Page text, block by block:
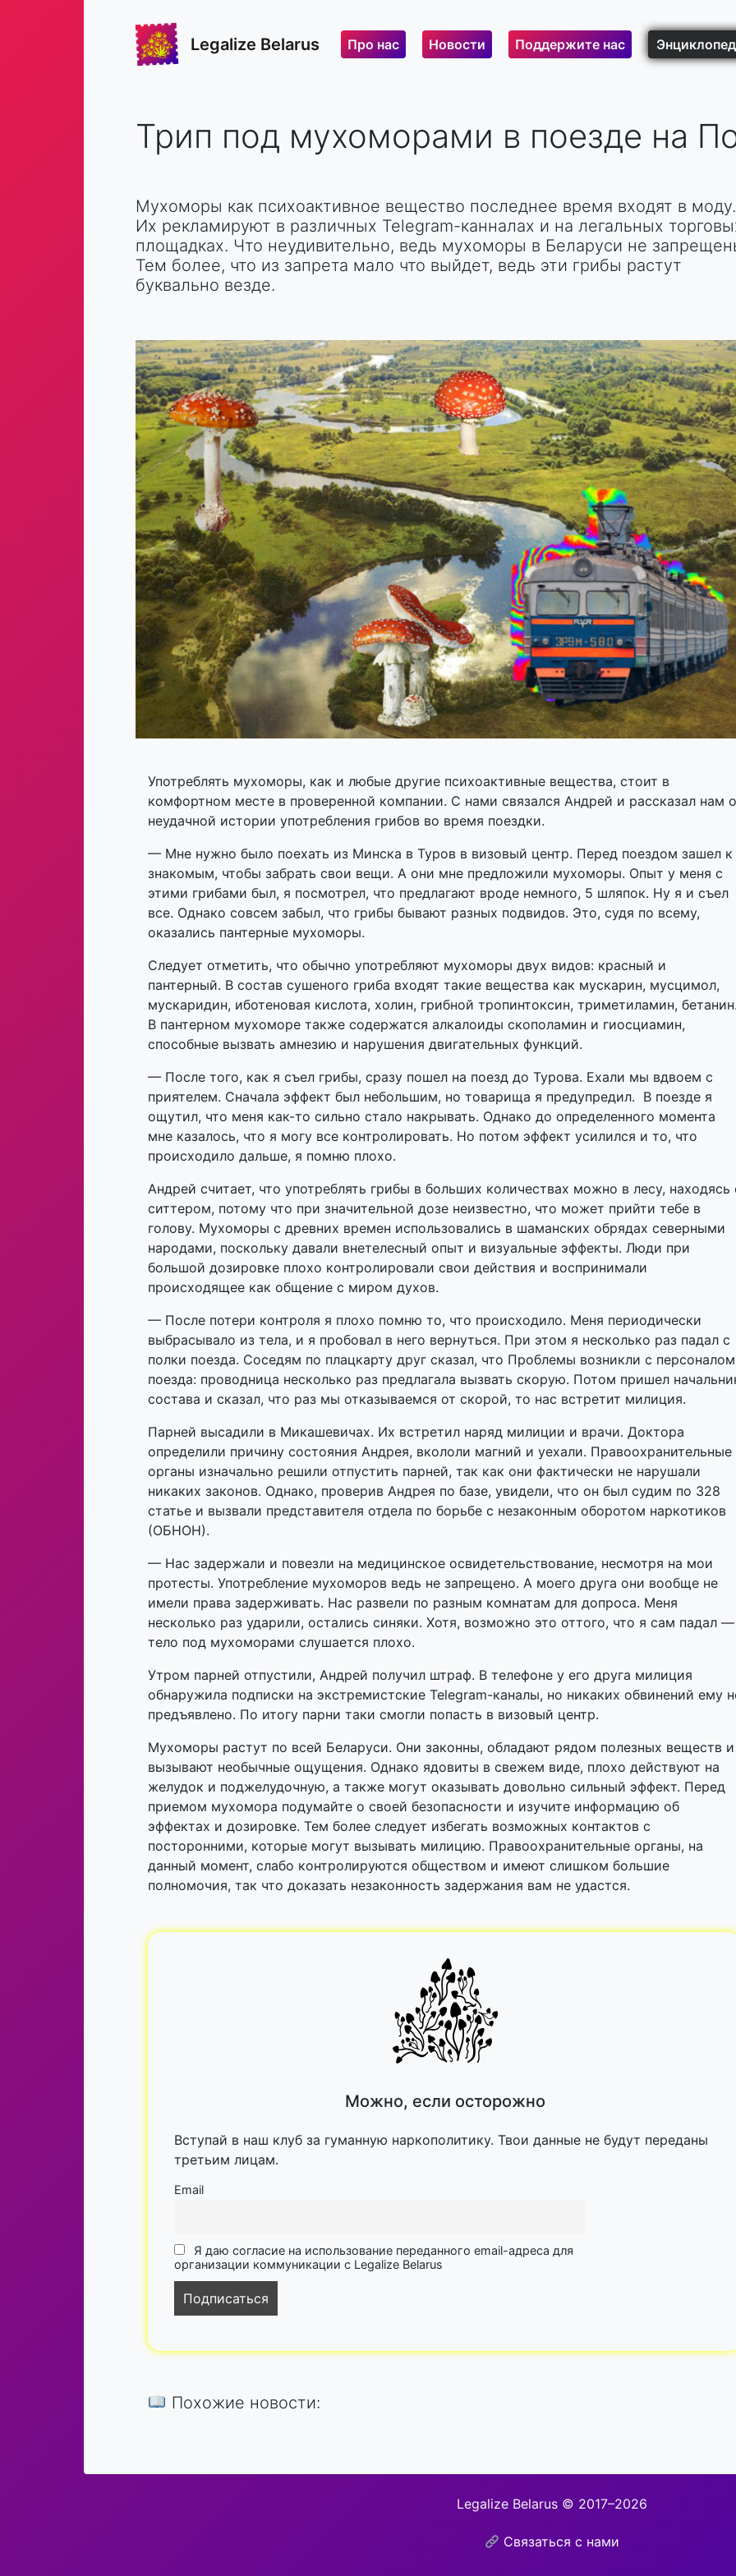
Legalize Belarus Про нас Новости Поддержите нас
Трип под мухоморами в поезде на
Мухоморы как психоактивное вещество последнее время входят в моду.
Их рекламируют в различных Telegram-канналах и на легальных
площадках. Что неудивительно, ведь мухоморы в Беларуси не
Тем более, что из запрета мало что выйдет, ведь эти грибы растут
буквально везде.
Употреблять мухоморы, как и любые другие психоактивные вещества, стоит в
комфортном месте в проверенной компании. С нами связался Андрей и рассказал нам о
неудачной истории употребления грибов во время поездки.
— Мне нужно было поехать из Минска в Туров в визовый центр. Перед поездом зашел к
знакомым, чтобы забрать свои вещи. А они мне предложили мухоморы. Опыт у меня с
этими грибами был, я посмотрел, что предлагают вроде немного, 5 шляпок. Ну я и съел
все. Однако совсем забыл, что грибы бывают разных подвидов. Это, судя по всему,
оказались пантерные мухоморы.
Следует отметить, что обычно употребляют мухоморы двух видов: красный и
пантерный. В состав сушеного гриба входят такие вещества как мускарин, мусцимол,
мускаридин, иботеновая кислота, холин, грибной тропинтоксин, триметиламин,
В пантерном мухоморе также содержатся алкалоиды скополамин и гиосциамин,
способные вызвать амнезию и нарушения двигательных функций.
— После того, как я съел грибы, сразу пошел на поезд до Турова. Ехали мы вдвоем с
приятелем. Сначала эффект был небольшим, но товарища я предупредил. В поезде я
ощутил, что меня как-то сильно стало накрывать. Однако до определенного момента
мне казалось, что я могу все контролировать. Но потом эффект усилился и то, что
происходило дальше, я помню плохо.
Андрей считает, что употреблять грибы в больших количествах можно в лесу, находясь
ситтером, потому что при значительной дозе неизвестно, что может прийти тебе в
голову. Мухоморы с древних времен использовались в шаманских обрядах северными
народами, поскольку давали внетелесный опыт и визуальные эффекты. Люди при
большой дозировке плохо контролировали свои действия и воспринимали
происходящее как общение с миром духов.
— После потери контроля я плохо помню то, что происходило. Меня периодически
выбрасывало из тела, и я пробовал в него вернуться. При этом я несколько раз падал с
полки поезда. Соседям по плацкарту друг сказал, что Проблемы возникли с персоналом
поезда: проводница несколько раз предлагала вызвать скорую. Потом пришел
состава и сказал, что раз мы отказываемся от скорой, то нас встретит милиция.
Парней высадили в Микашевичах. Их встретил наряд милиции и врачи. Доктора
определили причину состояния Андрея, вкололи магний и уехали. Правоохранительные
органы изначально решили отпустить парней, так как они фактически не нарушали
никаких законов. Однако, проверив Андрея по базе, увидели, что он был судим по 328
статье и вызвали представителя отдела по борьбе с незаконным оборотом наркотиков
(ОБНОН).
— Нас задержали и повезли на медицинское освидетельствование, несмотря на мои
протесты. Употребление мухоморов ведь не запрещено. А моего друга они вообще не
имели права задерживать. Нас развели по разным комнатам для допроса. Меня
несколько раз ударили, остались синяки. Хотя, возможно это оттого, что я сам падал —
тело под мухоморами слушается плохо.
Утром парней отпустили, Андрей получил штраф. В телефоне у его друга милиция
обнаружила подписки на экстремистские Telegram-каналы, но никаких обвинений ему
предъявлено. По итогу парни таки смогли попасть в визовый центр.
Мухоморы растут по всей Беларуси. Они законны, обладают рядом полезных веществ и
вызывают необычные ощущения. Однако ядовиты в свежем виде, плохо действуют на
желудок и поджелудочную, а также могут оказывать довольно сильный эффект. Перед
приемом мухомора подумайте о своей безопасности и изучите информацию об
эффектах и дозировке. Тем более следует избегать возможных контактов с
посторонними, которые могут вызывать милицию. Правоохранительные органы, на
данный момент, слабо контролируются обществом и имеют слишком большие
полномочия, так что доказать незаконность задержания вам не удастся.
Можно, если осторожно
Вступай в наш клуб за гуманную наркополитику. Твои данные не будут переданы
третьим лицам.
Email
Я даю согласие на использование переданного email-адреса для
организации коммуникации с Legalize Belarus
Похожие новости:
Legalize Belarus © 2017–2026
Связаться с нами